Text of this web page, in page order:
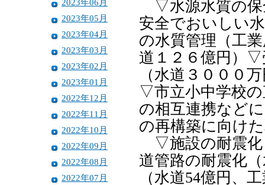
2023年06月
2023年05月
2023年04月
2023年03月
2023年02月
2023年01月
2022年12月
2022年11月
2022年10月
2022年09月
2022年08月
2022年07月
▽水源水質の保
安全でおいしい
の水質管理（工
道１２６億円）▽
（水道３０００
▽市立小中学校
の相互連携など
の再構築に向け
▽施設の耐震化
道管路の耐震化
（水道54億円、